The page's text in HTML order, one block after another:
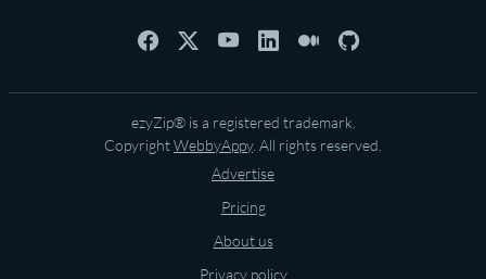
ezyZip® is a registered trademark.
CopyrightWebbyAppy. All rights reserved.
Advertise
Pricing
About us
Privacy policy